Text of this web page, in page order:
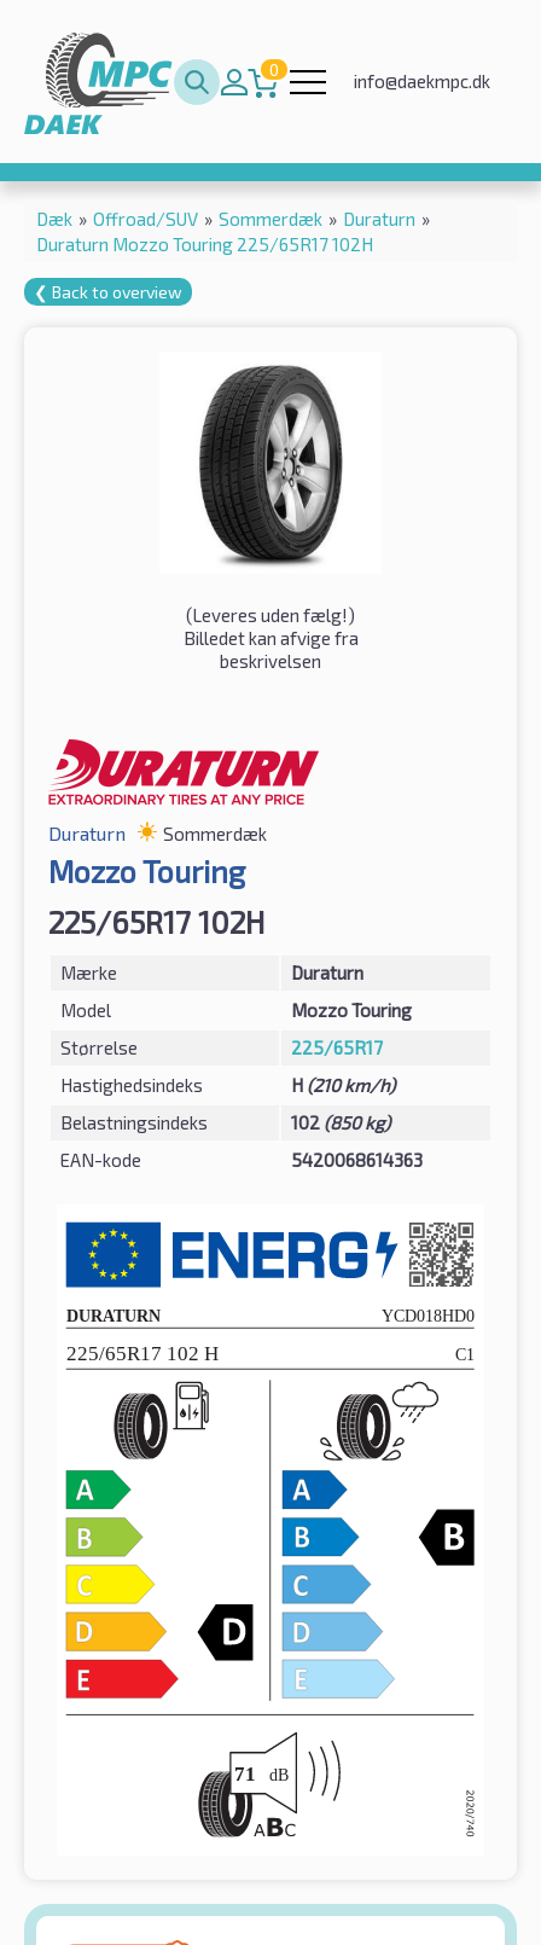
0
info@daekmpc.dk
Dæk » Offroad/SUV » Sommerdæk » Duraturn »
Duraturn Mozzo Touring 225/65R17 102H
❮ Back to overview
(Leveres uden fælg!)
Billedet kan afvige fra
beskrivelsen
Duraturn Sommerdæk
Mozzo Touring
225/65R17 102H
Mærke
Duraturn
Model
Mozzo Touring
Størrelse
225/65R17
Hastighedsindeks
H (210 km/h)
Belastningsindeks
102 (850 kg)
EAN-kode
5420068614363